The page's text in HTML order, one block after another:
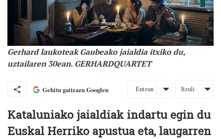
Gerhard laukoteak Gaubeako jaialdia itxiko du,
uztailaren 30ean. GERHARDQUARTET
Gehitu gaitzazu Googlen Entzun Itzuli
Kataluniako jaialdiak indartu egin du
Euskal Herriko apustua eta, laugarren